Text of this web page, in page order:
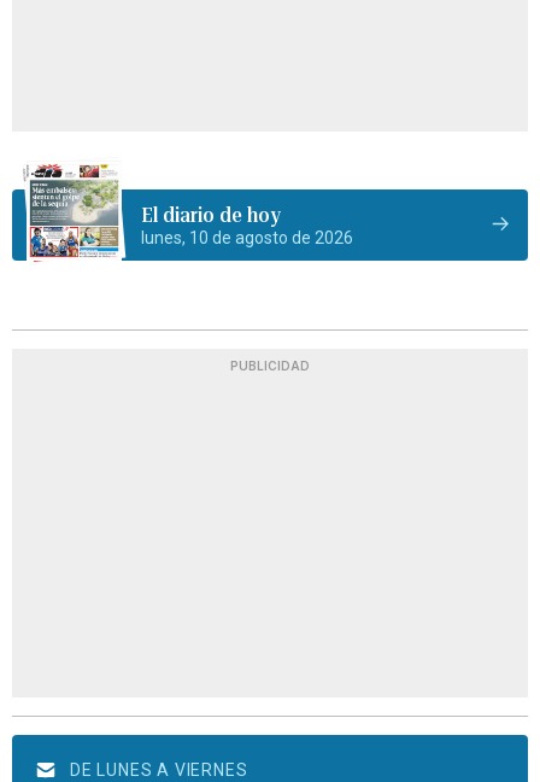
El diario de hoy
lunes, 10 de agosto de 2026
PUBLICIDAD
DE LUNES A VIERNES